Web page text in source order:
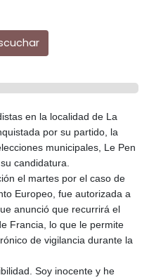
en la localidad de La
por su partido, la
municipales, Le Pen
candidatura.
el martes por el caso de
Europeo, fue autorizada a
anunció que recurrirá el
Francia, lo que le permite
de vigilancia durante la
Soy inocente y he